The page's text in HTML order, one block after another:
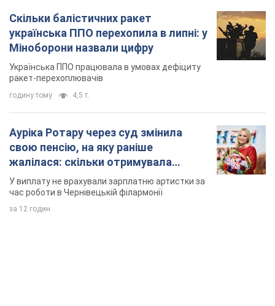
Скільки балістичних ракет
українська ППО перехопила в липні: у
Міноборони назвали цифру
Українська ППО працювала в умовах дефіциту
ракет-перехоплювачів
годину тому 4,5 т.
Ауріка Ротару через суд змінила
свою пенсію, на яку раніше
жалілася: скільки отримувала
співачка
У виплату не врахували зарплатню артистки за
час роботи в Чернівецькій філармонії
за 12 годин